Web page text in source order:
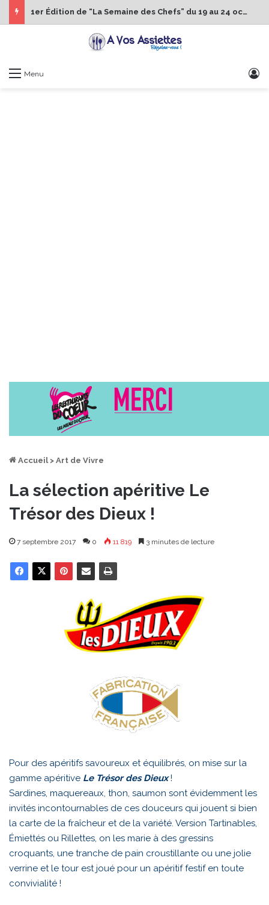
1er Édition de “La Semaine des Chefs” du 19 au 24 octobre 2026
Menu
Accueil > Art de Vivre
La sélection apéritive Le
Trésor des Dieux !
7 septembre 2017 0 11 819 3 minutes de lecture
Pour des apéritifs savoureux et équilibrés, on mise sur la
gamme apéritive Le Trésor des Dieux!
Sardines, maquereaux, thon, saumon sont évidemment les
invités incontournables de ces douceurs qui jouent si bien
la carte de la fraîcheur et de la variété. Version Tartinables,
Émiettés ou Rillettes, on les marie à des gressins
croquants, une tranche de pain croustillante ou une jolie
verrine et le tour est joué pour un apéritif festif en toute
convivialité !